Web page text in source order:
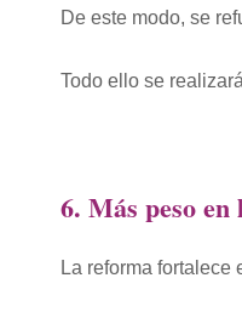
De este modo, se
Todo ello se
6. Más peso
La reforma